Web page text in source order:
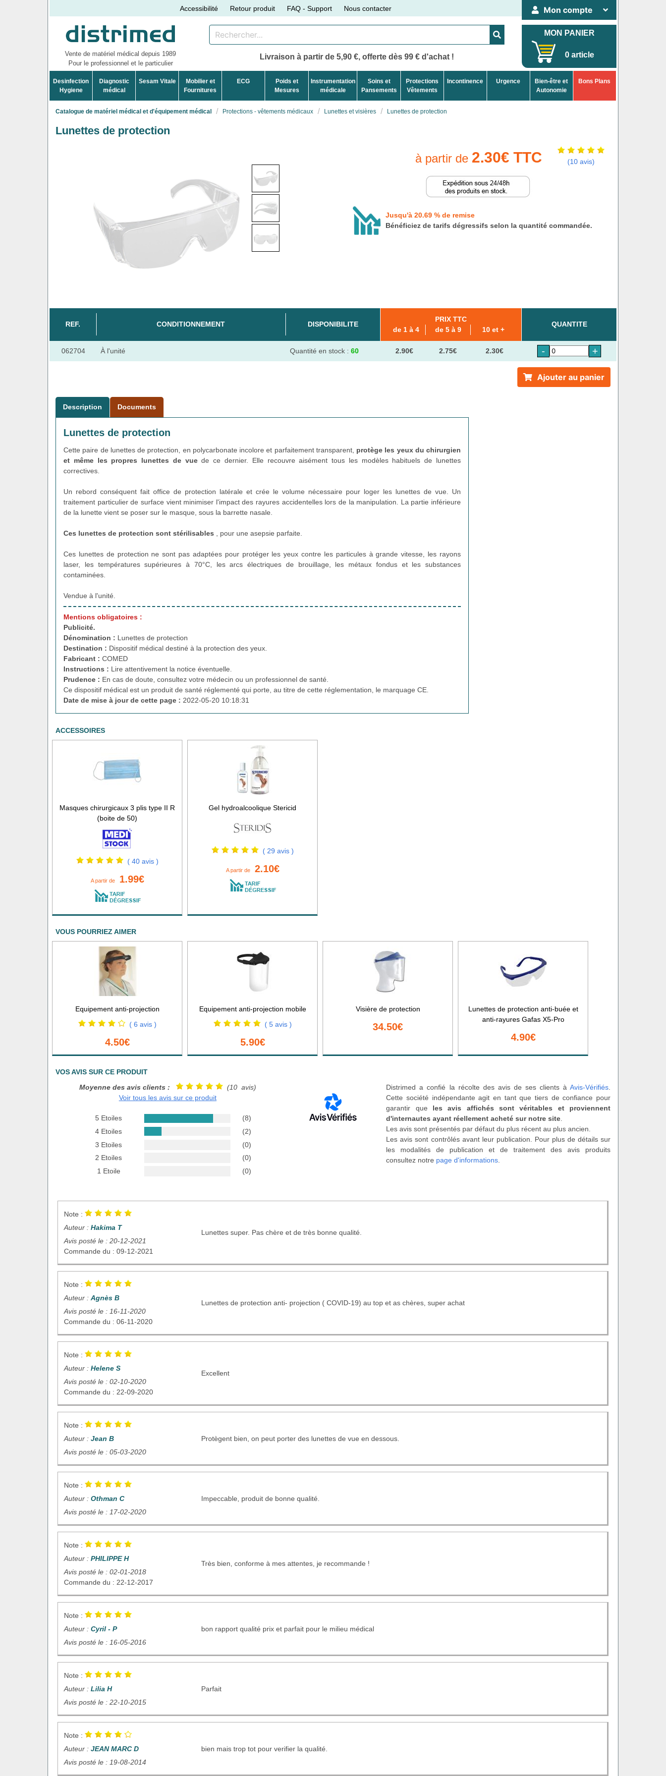
Accessibilité Retour produit FAQ - Support Nous contacter Mon compte
Vente de matériel médical depuis 1989
Pour le professionnel et le particulier
Livraison à partir de 5,90 €, offerte dès 99 € d'achat !
MON PANIER
0 article
Desinfection
Hygiene
Diagnostic
médical
Sesam Vitale
Mobilier et
Fournitures
ECG
Poids et
Mesures
Instrumentation
médicale
Soins et
Pansements
Protections
Vêtements
Incontinence Urgence
Bien-être et
Autonomie
Bons Plans
Catalogue de matériel médical et d'équipement médical Protections - vêtements médicaux Lunettes et visières Lunettes de protection
Lunettes de protection
à partir de 2.30€ TTC (10 avis)
Jusqu'à 20.69 % de remise
Bénéficiez de tarifs dégressifs selon la quantité commandée.
REF. CONDITIONNEMENT DISPONIBILITE
PRIX TTC
de 1 à 4
de 5 à 9 10 et +
QUANTITE
062704 À l'unité Quantité en stock : 60 2.90€ 2.75€ 2.30€ - +
Ajouter au panier
Description Documents
Lunettes de protection
Cette paire de lunettes de protection, en polycarbonate incolore et parfaitement transparent, protège les yeux du chirurgien
et même les propres lunettes de vuede ce dernier. Elle recouvre aisément tous les modèles habituels de lunettes
correctives.
Un rebord conséquent fait office de protection latérale et crée le volume nécessaire pour loger les lunettes de vue. Un
traitement particulier de surface vient minimiser l'impact des rayures accidentelles lors de la manipulation. La partie inférieure
de la lunette vient se poser sur le masque, sous la barrette nasale.
Ces lunettes de protection sont stérilisables , pour une asepsie parfaite.
Ces lunettes de protection ne sont pas adaptées pour protéger les yeux contre les particules à grande vitesse, les rayons
laser, les températures supérieures à 70°C, les arcs électriques de brouillage, les métaux fondus et les substances
contaminées.
Vendue à l'unité.
Mentions obligatoires :
Publicité.
Dénomination : Lunettes de protection
Destination : Dispositif médical destiné à la protection des yeux.
Fabricant : COMED
Instructions : Lire attentivement la notice éventuelle.
Prudence : En cas de doute, consultez votre médecin ou un professionnel de santé.
Ce dispositif médical est un produit de santé réglementé qui porte, au titre de cette réglementation, le marquage CE.
Date de mise à jour de cette page : 2022-05-20 10:18:31
ACCESSOIRES
Masques chirurgicaux 3 plis type II R
(boite de 50)
( 40 avis )
A partir de 1.99€
Gel hydroalcoolique Stericid
( 29 avis )
A partir de 2.10€
VOUS POURRIEZ AIMER
Equipement anti-projection
( 6 avis )
4.50€
Equipement anti-projection mobile
( 5 avis )
5.90€
Visière de protection
34.50€
Lunettes de protection anti-buée et
anti-rayures Gafas X5-Pro
4.90€
VOS AVIS SUR CE PRODUIT
Moyenne des avis clients :
(10 avis)
Voir tous les avis sur ce produit
5 Etoiles
(8)
4 Etoiles
(2)
3 Etoiles
(0)
2 Etoiles
(0)
1 Etoile
(0)
Distrimed a confié la récolte des avis de ses clients à Avis-Vérifiés.
Cette société indépendante agit en tant que tiers de confiance pour
garantir que les avis affichés sont véritables et proviennent
d'internautes ayant réellement acheté sur notre site
Les avis sont présentés par défaut du plus récent au plus ancien.
Les avis sont contrôlés avant leur publication. Pour plus de détails sur
les modalités de publication et de traitement des avis produits
consultez notre page d'informations
Note :
Auteur : Hakima T
Avis posté le : 20-12-2021
Commande du : 09-12-2021
Lunettes super. Pas chère et de très bonne qualité.
Note :
Auteur : Agnès B
Avis posté le : 16-11-2020
Commande du : 06-11-2020
Lunettes de protection anti- projection ( COVID-19) au top et as chères, super achat
Note :
Auteur : Helene S
Avis posté le : 02-10-2020
Commande du : 22-09-2020
Excellent
Note :
Auteur : Jean B
Avis posté le : 05-03-2020
Protègent bien, on peut porter des lunettes de vue en dessous.
Note :
Auteur : Othman C
Avis posté le : 17-02-2020
Impeccable, produit de bonne qualité.
Note :
Auteur : PHILIPPE H
Avis posté le : 02-01-2018
Commande du : 22-12-2017
Très bien, conforme à mes attentes, je recommande !
Note :
Auteur : Cyril - P
Avis posté le : 16-05-2016
bon rapport qualité prix et parfait pour le milieu médical
Note :
Auteur : Lilia H
Avis posté le : 22-10-2015
Parfait
Note :
Auteur : JEAN MARC D
Avis posté le : 19-08-2014
bien mais trop tot pour verifier la qualité.